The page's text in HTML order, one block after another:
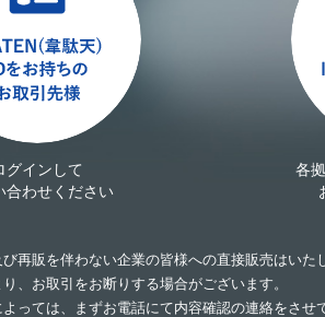
グインして
合わせください
各
再販を伴わない企業の皆様への直接販売はいた
、お取引をお断りする場合がございます。
っては、まずお電話にて内容確認の連絡をさ